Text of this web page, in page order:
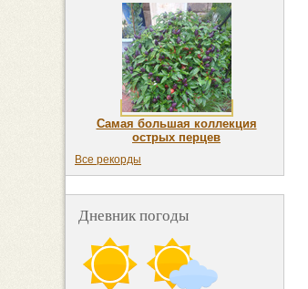
Самая большая коллекция
острых перцев
Все рекорды
Дневник погоды